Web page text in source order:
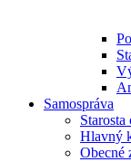
Samospráva
Starosta
Hlavný
Obecné